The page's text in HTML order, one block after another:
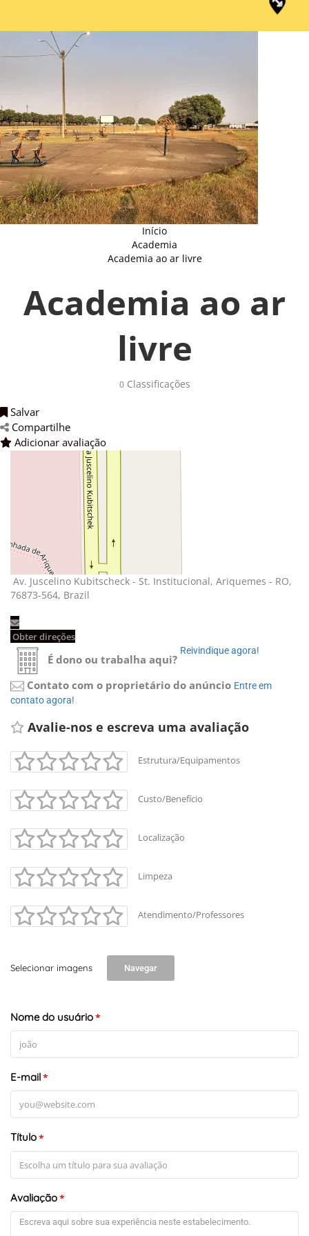
Início
Academia
Academia ao ar livre
Academia ao ar
livre
0Classificações
Salvar
Compartilhe
Adicionar avaliação
Leaflet
Av. Juscelino Kubitscheck - St. Institucional, Ariquemes - RO,
76873-564, Brazil
Obter direções
É dono ou trabalha aqui?
Reivindique agora!
Contato com o proprietário do anúncio Entre em
contato agora!
Avalie-nos e escreva uma avaliação
Estrutura/Equipamentos
Custo/Benefício
Localização
Limpeza
Atendimento/Professores
Selecionar imagens Navegar
Nome do usuário*
E-mail*
Título*
Avaliação*